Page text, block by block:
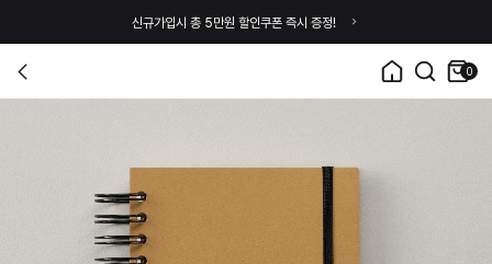
신규가입시 총 5만원 할인쿠폰 즉시 증정!
0